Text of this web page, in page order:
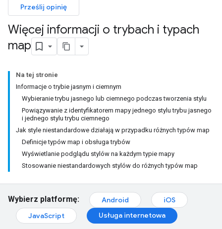
Prześlij opinię
Więcej informacji o trybach i typach
map
Na tej stronie
Informacje o trybie jasnym i ciemnym
Wybieranie trybu jasnego lub ciemnego podczas tworzenia stylu
Powiązywanie z identyfikatorem mapy jednego stylu trybu jasnego
i jednego stylu trybu ciemnego
Jak style niestandardowe działają w przypadku różnych typów map
Definicje typów map i obsługa trybów
Wyświetlanie podglądu stylów na każdym typie mapy
Stosowanie niestandardowych stylów do różnych typów map
Wybierz platformę: Android
iOS
JavaScript
Usługa internetowa